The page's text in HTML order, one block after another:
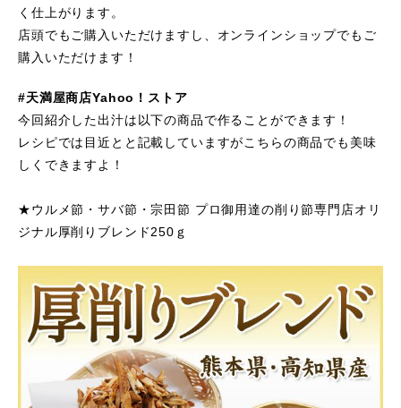
く仕上がります。
店頭でもご購入いただけますし、オンラインショップでもご
購入いただけます！
#天満屋商店Yahoo！ストア
今回紹介した出汁は以下の商品で作ることができます！
レシピでは目近とと記載していますがこちらの商品でも美味
しくできますよ！
★ウルメ節・サバ節・宗田節 プロ御用達の削り節専門店オリ
ジナル厚削りブレンド250ｇ